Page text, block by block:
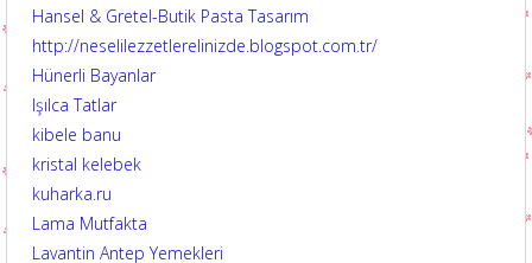
Hansel & Gretel-Butik Pasta Tasarım
http://neselilezzetlerelinizde.blogspot.com.tr/
Hünerli Bayanlar
Işılca Tatlar
kibele banu
kristal kelebek
kuharka.ru
Lama Mutfakta
Lavantin Antep Yemekleri